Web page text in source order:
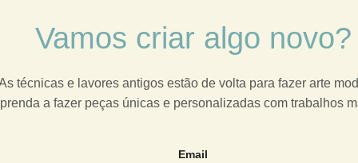
Vamos criar algo novo?
técnicas e lavores antigos estão de volta para fazer arte
a fazer peças únicas e personalizadas com trabalhos
Email